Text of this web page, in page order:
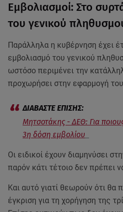
Εμβολιασμοί: Στο
του γενικού
Παράλληλα η κυβέρνηση έχει
εμβολιασμό του γενικού
ωστόσο περιμένει την
προχωρήσει στην εφαρμογή
Μητσοτάκης - ΔΕΘ: Για
3η δόση εμβολίου
Οι ειδικοί έχουν διαμηνύσει
παρόν κάτι τέτοιο δεν πρέπει
Και αυτό γιατί θεωρούν ότι θα
έγκριση για τη χορήγηση της